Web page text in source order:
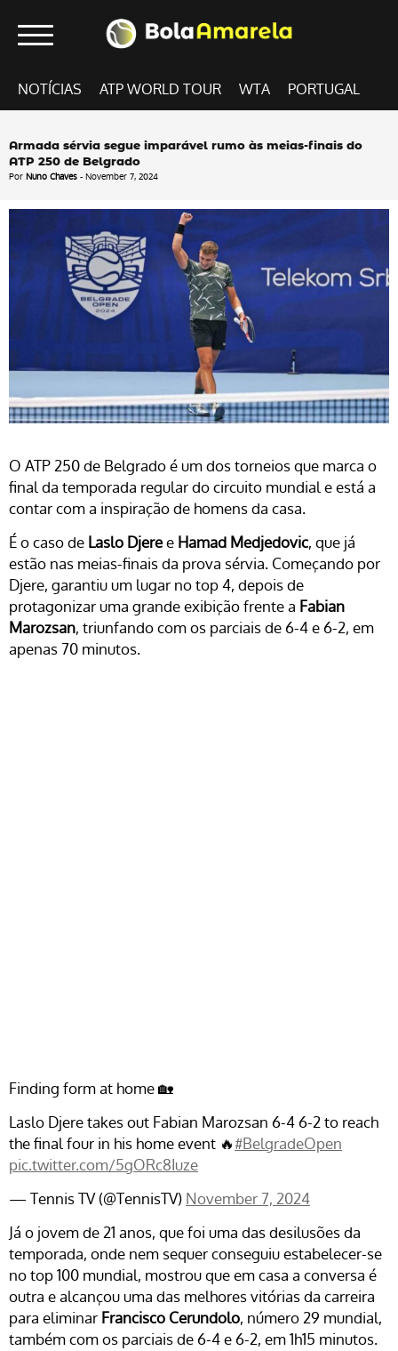
NOTÍCIAS ATP WORLD TOUR WTA PORTUGAL
Armada sérvia segue imparável rumo às meias-finais do
ATP 250 de Belgrado
Por Nuno Chaves - November 7, 2024
O ATP 250 de Belgrado é um dos torneios que marca o
final da temporada regular do circuito mundial e está a
contar com a inspiração de homens da casa.
É o caso de Laslo Djeree Hamad Medjedovic, que já
estão nas meias-finais da prova sérvia. Começando por
Djere, garantiu um lugar no top 4, depois de
protagonizar uma grande exibição frente a Fabian
Marozsan, triunfando com os parciais de 6-4 e 6-2, em
apenas 70 minutos.
Finding form at home 🏡
Laslo Djere takes out Fabian Marozsan 6-4 6-2 to reach
the final four in his home event 🔥#BelgradeOpen
pic.twitter.com/5gORc8Iuze
— Tennis TV (@TennisTV) November 7, 2024
Já o jovem de 21 anos, que foi uma das desilusões da
temporada, onde nem sequer conseguiu estabelecer-se
no top 100 mundial, mostrou que em casa a conversa é
outra e alcançou uma das melhores vitórias da carreira
para eliminar Francisco Cerundolo, número 29 mundial,
também com os parciais de 6-4 e 6-2, em 1h15 minutos.